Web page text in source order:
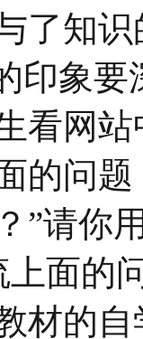
了知
印象
看网
的问
”请你
面的
材的